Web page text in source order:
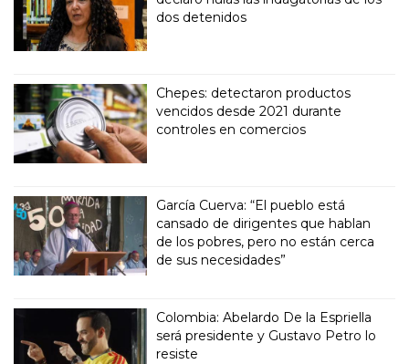
dos detenidos
Chepes: detectaron productos
vencidos desde 2021 durante
controles en comercios
García Cuerva: “El pueblo está
cansado de dirigentes que hablan
de los pobres, pero no están cerca
de sus necesidades”
Colombia: Abelardo De la Espriella
será presidente y Gustavo Petro lo
resiste